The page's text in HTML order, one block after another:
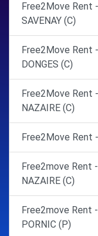
Free2Move Rent
SAVENAY (C)
Free2Move Rent
DONGES (C)
Free2Move Rent -
NAZAIRE (C)
Free2Move Rent -
Free2move Rent
NAZAIRE (C)
Free2move Rent
PORNIC (P)